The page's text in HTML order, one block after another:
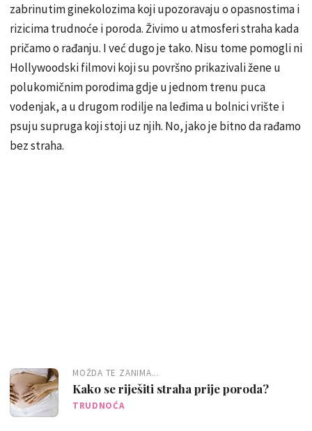
zabrinutim ginekolozima koji upozoravaju o opasnostima i
rizicima trudnoće i poroda. Živimo u atmosferi straha kada
pričamo o rađanju. I već dugo je tako. Nisu tome pomogli ni
Hollywoodski filmovi koji su površno prikazivali žene u
polukomičnim porodima gdje u jednom trenu puca
vodenjak, a u drugom rodilje na leđima u bolnici vrište i
psuju supruga koji stoji uz njih. No, jako je bitno da rađamo
bez straha.
MOŽDA TE ZANIMA...
Kako se riješiti straha prije poroda?
TRUDNOĆA